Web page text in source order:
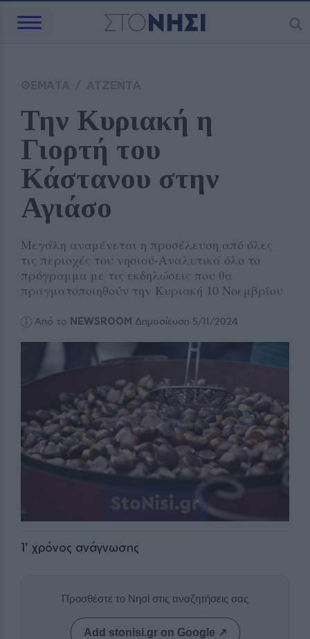
Την Κυριακή η
Γιορτή του
Κάστανου στην
Αγιάσο
Μεγάλη αναμένεται η προσέλευση από όλες
τις περιοχές του νησιού-Αναλυτικά όλο το
πρόγραμμα με τις εκδηλώσεις που θα
πραγματοποιηθούν την Κυριακή 10 Νοεμβρίου
Από το NEWSROOM Δημοσίευση 5/11/2024
1' χρόνος ανάγνωσης
Προσθέστε το Νησί στις αναζητήσεις σας
Add stonisi.gr on Google ↗